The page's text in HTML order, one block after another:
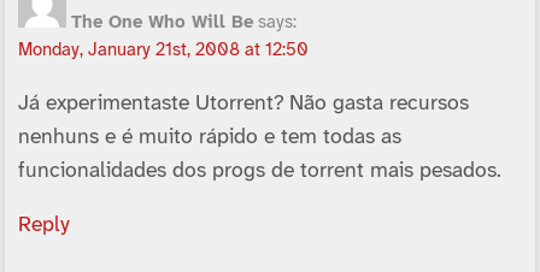
The One Who Will Be says:
Monday, January 21st, 2008 at 12:50
Já experimentaste Utorrent? Não gasta recursos
nenhuns e é muito rápido e tem todas as
funcionalidades dos progs de torrent mais pesados.
Reply